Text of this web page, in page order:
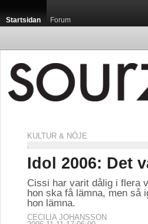
Startsidan Forum
KULTUR & NÖJE
Idol 2006: Det
Cissi har varit dålig i flera
hon ska få lämna, men så
hon lämna.
CECILIA JOHANSSON